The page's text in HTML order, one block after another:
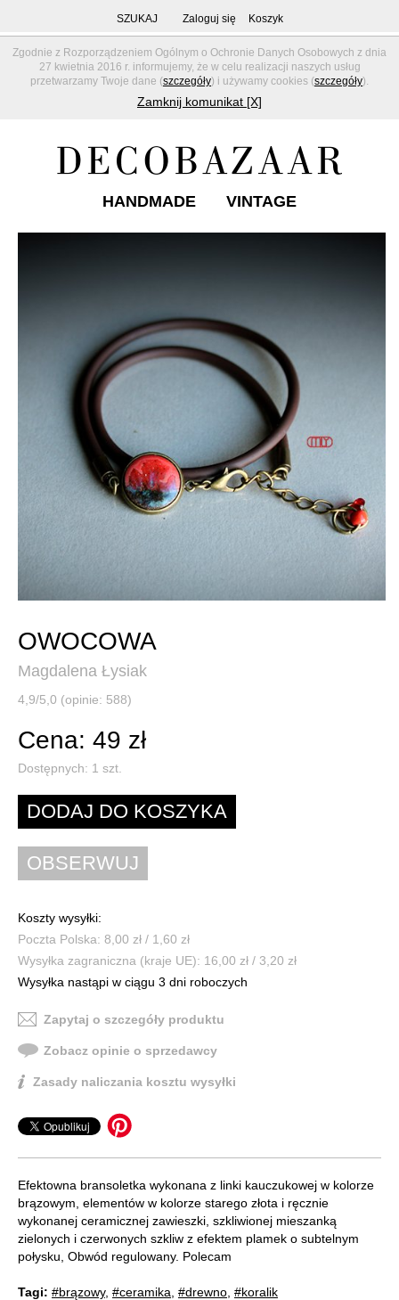
Zgodnie z Rozporządzeniem Ogólnym o Ochronie Danych Osobowych z dnia
27 kwietnia 2016 r. informujemy, że w celu realizacji naszych usług
przetwarzamy Twoje dane (szczegóły) i używamy cookies (szczegóły).
Zamknij komunikat [X]
SZUKAJ Zaloguj się Koszyk
HANDMADE VINTAGE
OWOCOWA
Magdalena Łysiak
4,9/5,0 (opinie: 588)
Cena: 49 zł
Dostępnych: 1 szt.
Koszty wysyłki:
Poczta Polska: 8,00 zł / 1,60 zł
Wysyłka zagraniczna (kraje UE): 16,00 zł / 3,20 zł
Wysyłka nastąpi w ciągu 3 dni roboczych
Zapytaj o szczegóły produktu
Zobacz opinie o sprzedawcy
Zasady naliczania kosztu wysyłki
Efektowna bransoletka wykonana z linki kauczukowej w kolorze
brązowym, elementów w kolorze starego złota i ręcznie
wykonanej ceramicznej zawieszki, szkliwionej mieszanką
zielonych i czerwonych szkliw z efektem plamek o subtelnym
połysku, Obwód regulowany. Polecam
Tagi: #brązowy, #ceramika #drewno #koralik